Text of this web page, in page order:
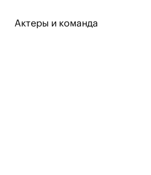
Актеры и команда